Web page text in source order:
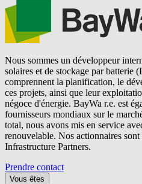
Nous sommes un développeur
solaires et de stockage par batterie
comprennent la planification, le
ces projets, ainsi que leur
négoce d'énergie. BayWa r.e. est
fournisseurs mondiaux sur le
total, nous avons mis en service
renouvelable. Nos actionnaires
Infrastructure Partners.
Prendre contact
Vous êtes